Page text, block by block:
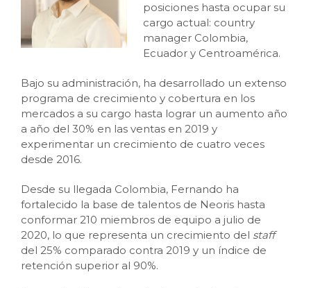
posiciones hasta ocupar su
cargo actual: country
manager Colombia,
Ecuador y Centroamérica.
Bajo su administración, ha desarrollado un extenso
programa de crecimiento y cobertura en los
mercados a su cargo hasta lograr un aumento año
a año del 30% en las ventas en 2019 y
experimentar un crecimiento de cuatro veces
desde 2016.
Desde su llegada Colombia, Fernando ha
fortalecido la base de talentos de Neoris hasta
conformar 210 miembros de equipo a julio de
2020, lo que representa un crecimiento del staff
del 25% comparado contra 2019 y un índice de
retención superior al 90%.